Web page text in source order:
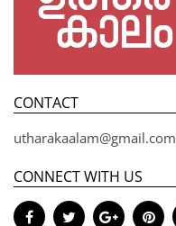
CONTACT
utharakaalam@gmail.com
CONNECT WITH US